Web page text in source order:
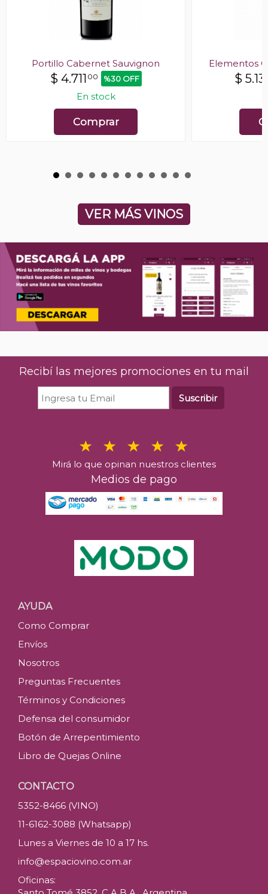
Portillo Cabernet Sauvignon
$ 4.711 00 %30 OFF
En stock
Comprar
Elementos
$
VER MÁS VINOS
Recibí las mejores promociones en tu mail
Suscribir
Mirá lo que opinan nuestros clientes
Medios de pago
AYUDA
Como Comprar
Envíos
Nosotros
Preguntas Frecuentes
Términos y Condiciones
Defensa del consumidor
Botón de Arrepentimiento
Libro de Quejas Online
CONTACTO
5352-8466 (VINO)
11-6162-3088 (Whatsapp)
Lunes a Viernes de 10 a 17 hs.
info@espaciovino.com.ar
Oficinas: